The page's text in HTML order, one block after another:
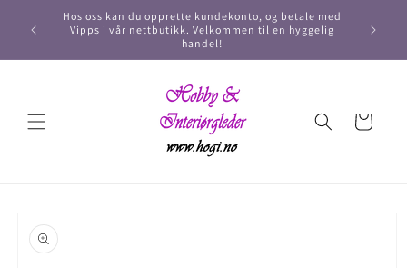
Hos oss kan du opprette kundekonto, og betale med
Vipps i vår nettbutikk. Velkommen til en hyggelig
handel!
Handlekurv